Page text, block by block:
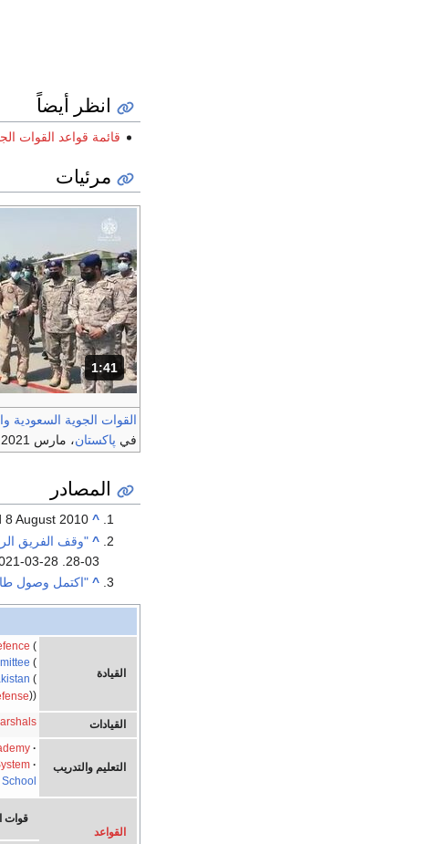
انظر أيضاً
قائمة قواعد القوات
مرئيات
المدة: دقائق و 41 ثواني.
1:41
القوات الجوية السعودية
في پاكستان، مارس 2021.
المصادر
^
August 2010.
^ "وقف الفريق
03-28
03-28
^ "اكتمل وصول
القيادة
القيادات
التعليم والتدريب
القواعد
قوات